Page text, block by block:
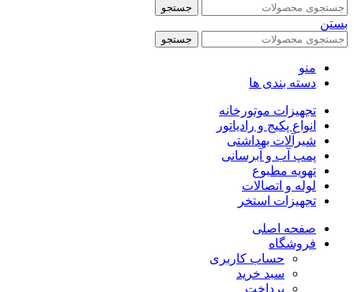
جستجو
بستن
جستجو
منو
دسته بندی ها
تجهیزات موتورخانه
انواع پکیج و رادیاتور
شیرآلات بهداشتی
پمپ آب و آبرسانی
تهویه مطبوع
لوله و اتصالات
تجهیزات استخر
صفحه اصلی
فروشگاه
حساب کاربری
سبد خرید
پرداخت